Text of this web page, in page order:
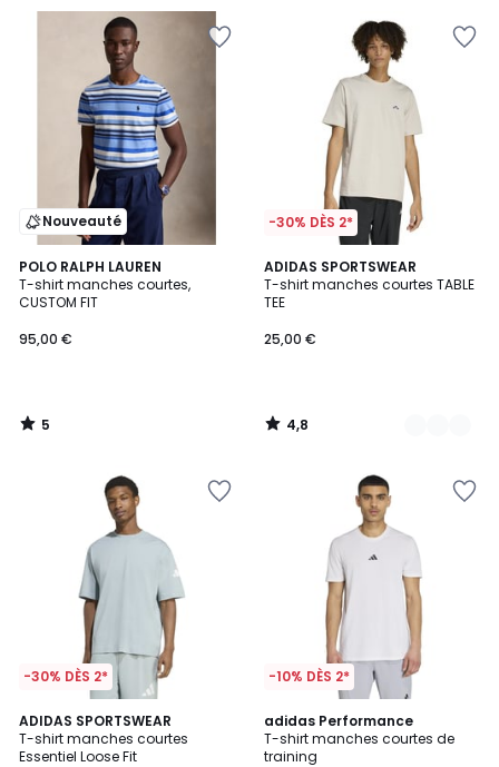
Nouveauté
POLO RALPH LAUREN
T-shirt manches courtes,
CUSTOM FIT
95,00 €
5
/
5
5
/
-30% DÈS 2*
ADIDAS SPORTSWEAR
T-shirt manches courtes TABLE
TEE
25,00 €
4,8
/ 5
2
Couleurs
4,8
/
-30% DÈS 2*
ADIDAS SPORTSWEAR
T-shirt manches courtes
Essentiel Loose Fit
4,6
/ 5
-10% DÈS 2*
adidas Performance
T-shirt manches courtes de
training
4,8
/ 5
2
Couleurs